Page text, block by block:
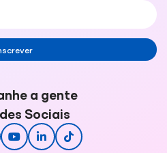
a gente
Sociais